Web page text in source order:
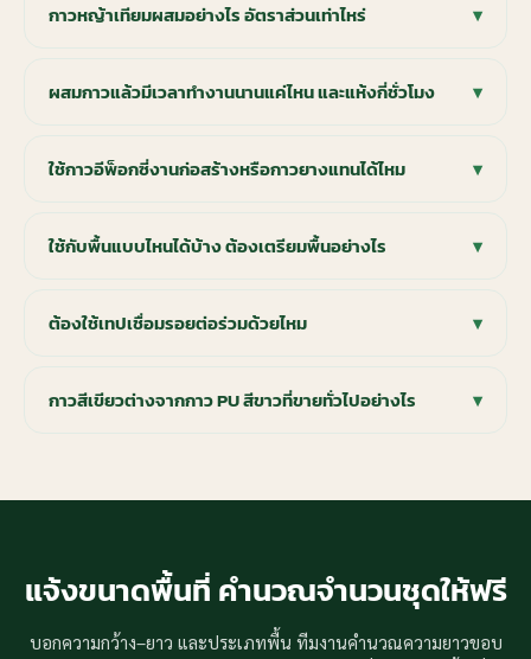
กาวหญ้าเทียมผสมอย่างไร อัตราส่วนเท่าไหร่ ▾
ผสมกาวแล้วมีเวลาทำงานนานแค่ไหน และแห้งกี่ชั่วโมง ▾
ใช้กาวอีพ็อกซี่งานก่อสร้างหรือกาวยางแทนได้ไหม ▾
ใช้กับพื้นแบบไหนได้บ้าง ต้องเตรียมพื้นอย่างไร ▾
ต้องใช้เทปเชื่อมรอยต่อร่วมด้วยไหม ▾
กาวสีเขียวต่างจากกาว PU สีขาวที่ขายทั่วไปอย่างไร ▾
แจ้งขนาดพื้นที่ คำนวณจำนวนชุดให้ฟรี
บอกความกว้าง–ยาว และประเภทพื้น ทีมงานคำนวณความยาวขอบ